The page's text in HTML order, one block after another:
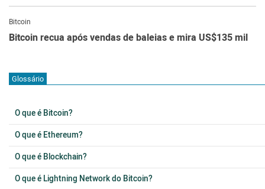
Bitcoin
Bitcoin recua após vendas de baleias e mira US$135 mil
Glossário
O que é Bitcoin?
O que é Ethereum?
O que é Blockchain?
O que é Lightning Network do Bitcoin?